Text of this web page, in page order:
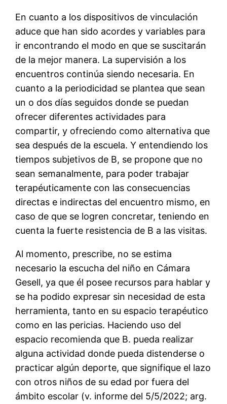
En cuanto a los dispositivos de vinculación
aduce que han sido acordes y variables para
ir encontrando el modo en que se suscitarán
de la mejor manera. La supervisión a los
encuentros continúa siendo necesaria. En
cuanto a la periodicidad se plantea que sean
un o dos días seguidos donde se puedan
ofrecer diferentes actividades para
compartir, y ofreciendo como alternativa que
sea después de la escuela. Y entendiendo los
tiempos subjetivos de B, se propone que no
sean semanalmente, para poder trabajar
terapéuticamente con las consecuencias
directas e indirectas del encuentro mismo, en
caso de que se logren concretar, teniendo en
cuenta la fuerte resistencia de B a las visitas.
Al momento, prescribe, no se estima
necesario la escucha del niño en Cámara
Gesell, ya que él posee recursos para hablar y
se ha podido expresar sin necesidad de esta
herramienta, tanto en su espacio terapéutico
como en las pericias. Haciendo uso del
espacio recomienda que B. pueda realizar
alguna actividad donde pueda distenderse o
practicar algún deporte, que signifique el lazo
con otros niños de su edad por fuera del
ámbito escolar (v. informe del 5/5/2022; arg.